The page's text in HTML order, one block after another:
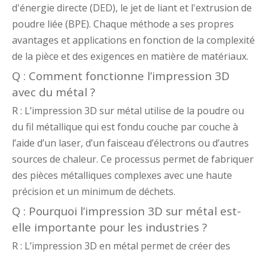
d'énergie directe (DED), le jet de liant et l'extrusion de
poudre liée (BPE). Chaque méthode a ses propres
avantages et applications en fonction de la complexité
de la pièce et des exigences en matière de matériaux.
Q : Comment fonctionne l’impression 3D
avec du métal ?
R : L’impression 3D sur métal utilise de la poudre ou
du fil métallique qui est fondu couche par couche à
l’aide d’un laser, d’un faisceau d’électrons ou d’autres
sources de chaleur. Ce processus permet de fabriquer
des pièces métalliques complexes avec une haute
précision et un minimum de déchets.
Q : Pourquoi l’impression 3D sur métal est-
elle importante pour les industries ?
R : L’impression 3D en métal permet de créer des